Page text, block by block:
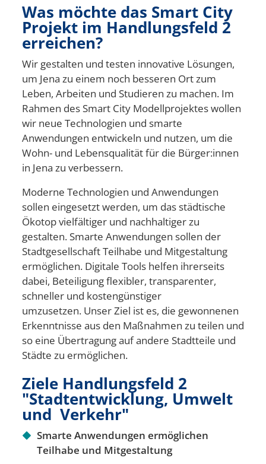
Was möchte das Smart City
Projekt im Handlungsfeld 2
erreichen?
Wir gestalten und testen innovative Lösungen,
um Jena zu einem noch besseren Ort zum
Leben, Arbeiten und Studieren zu machen. Im
Rahmen des Smart City Modellprojektes wollen
wir neue Technologien und smarte
Anwendungen entwickeln und nutzen, um die
Wohn- und Lebensqualität für die Bürger:innen
in Jena zu verbessern.
Moderne Technologien und Anwendungen
sollen eingesetzt werden, um das städtische
Ökotop vielfältiger und nachhaltiger zu
gestalten. Smarte Anwendungen sollen der
Stadtgesellschaft Teilhabe und Mitgestaltung
ermöglichen. Digitale Tools helfen ihrerseits
dabei, Beteiligung flexibler, transparenter,
schneller und kostengünstiger
umzusetzen. UnserZiel ist es, die gewonnenen
Erkenntnisse aus den Maßnahmen zu teilen und
so eine Übertragung auf andere Stadtteile und
Städte zu ermöglichen.
Ziele Handlungsfeld 2
"Stadtentwicklung, Umwelt
und Verkehr"
Smarte Anwendungen ermöglichen
Teilhabe und Mitgestaltung